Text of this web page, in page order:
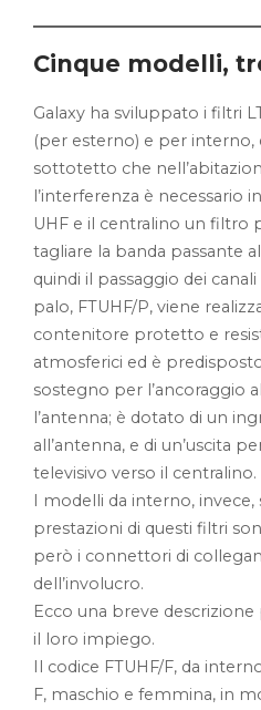
Cinque modelli,
Galaxy ha sviluppato i filtri
(per esterno) e per interno,
sottotetto che
l’interferenza è necessario
UHF e il centralino un filtro
tagliare la banda passante
quindi il passaggio dei
palo, FTUHF/P, viene
contenitore protetto e
atmosferici ed è
sostegno per l’ancoraggio
l’antenna; è dotato di un
all’antenna, e di un’uscita
televisivo verso il centralino.
I modelli da interno,
prestazioni di questi filtri
però i connettori di
dell’involucro.
Ecco una breve
il loro impiego.
Il codice FTUHF/F, da
F, maschio e femmina, in